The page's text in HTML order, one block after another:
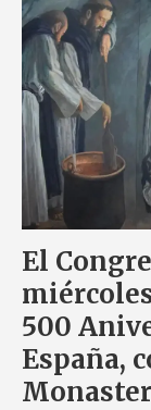
El
500
España,